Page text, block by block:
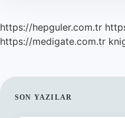
https://hepguler.com.tr
https://medigate.com.tr
SIDEBAR
SON YAZILAR